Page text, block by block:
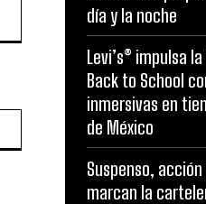
día y la noche
Levi’s® impulsa
Back to School
inmersivas en
de México
Suspenso,
marcan la